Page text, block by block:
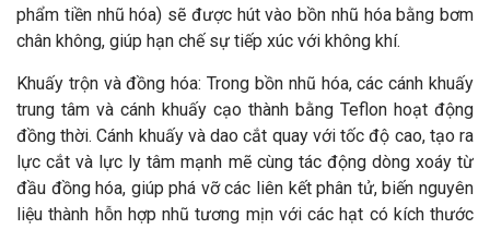
phẩm tiền nhũ hóa) sẽ được hút vào bồn nhũ hóa bằng bơm
chân không, giúp hạn chế sự tiếp xúc với không khí.
Khuấy trộn và đồng hóa: Trong bồn nhũ hóa, các cánh khuấy
trung tâm và cánh khuấy cạo thành bằng Teflon hoạt động
đồng thời. Cánh khuấy và dao cắt quay với tốc độ cao, tạo ra
lực cắt và lực ly tâm mạnh mẽ cùng tác động dòng xoáy từ
đầu đồng hóa, giúp phá vỡ các liên kết phân tử, biến nguyên
liệu thành hỗn hợp nhũ tương mịn với các hạt có kích thước